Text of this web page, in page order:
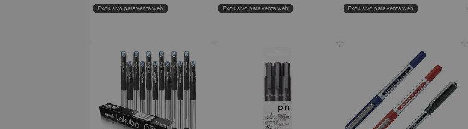
Exclusivo para venta web Exclusivo para venta web Exclusivo para venta web